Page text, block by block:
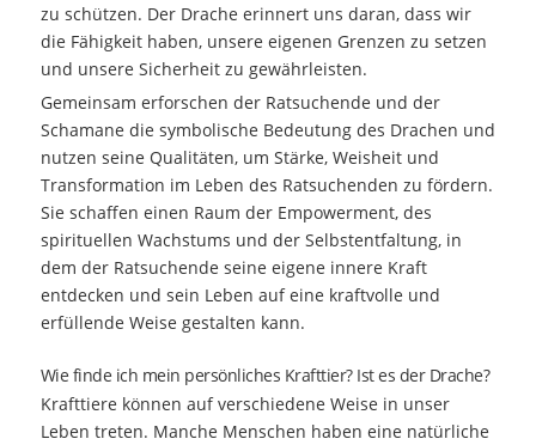
zu schützen. Der Drache erinnert uns daran, dass wir
die Fähigkeit haben, unsere eigenen Grenzen zu setzen
und unsere Sicherheit zu gewährleisten.
Gemeinsam erforschen der Ratsuchende und der
Schamane die symbolische Bedeutung des Drachen und
nutzen seine Qualitäten, um Stärke, Weisheit und
Transformation im Leben des Ratsuchenden zu fördern.
Sie schaffen einen Raum der Empowerment, des
spirituellen Wachstums und der Selbstentfaltung, in
dem der Ratsuchende seine eigene innere Kraft
entdecken und sein Leben auf eine kraftvolle und
erfüllende Weise gestalten kann.
Wie finde ich mein persönliches Krafttier? Ist es der Drache?
Krafttiere können auf verschiedene Weise in unser
Leben treten. Manche Menschen haben eine natürliche